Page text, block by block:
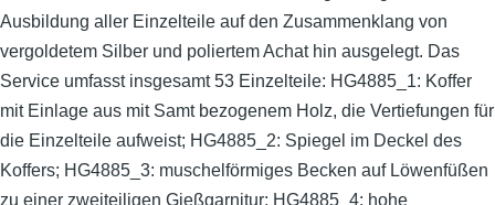
Ausbildung aller Einzelteile auf den Zusammenklang von
vergoldetem Silber und poliertem Achat hin ausgelegt. Das
Service umfasst insgesamt 53 Einzelteile: HG4885_1: Koffer
mit Einlage aus mit Samt bezogenem Holz, die Vertiefungen für
die Einzelteile aufweist; HG4885_2: Spiegel im Deckel des
Koffers; HG4885_3: muschelförmiges Becken auf Löwenfüßen
zu einer zweiteiligen Gießgarnitur; HG4885_4: hohe